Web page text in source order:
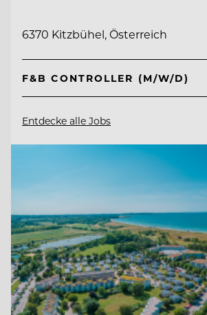
6370 Kitzbühel, Österreich
F&B CONTROLLER (M/W/D)
Entdecke alle Jobs